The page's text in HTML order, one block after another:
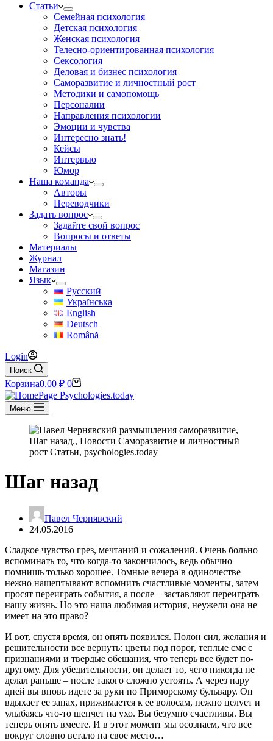
Статьи
Семейная психология
Детская психология
Женская психология
Телесно-ориентированная психология
Сексология
Деловая и бизнес психология
Саморазвитие и личностный рост
Методики и самопомощь
Персоналии
Направления психологии
Эмоции и чувства
Интересно знать!
Кейсы
Интервью
Юмор
Наша команда
Авторы
Переводчики
Задать вопрос
Задайте свой вопрос
Вопросы и ответы
Материалы
Журнал
Магазин
Язык
Русский
Українська
English
Deutsch
Română
Login
Поиск
Корзина0.00 ₽ 0
Меню
Шаг назад
Павел Чернявский
24.05.2016
Сладкое чувство грез, мечтаний и сожалений. Очень больно
вспоминать то, что когда-то закончилось, ведь обычно
помнишь только хорошее. Томные вечера в одиночестве
нежно нашептывают вспомнить счастливые моменты, затем
просят переиграть события, а после – заставляют переиграть
нашу жизнь. Но это наша любимая история, неужели она не
имеет на это право?
И вот, спустя время, он опять появился. Полон сил, желания и
решительности все вернуть: цветы под порог, теплые смс с
признаниями и твердые обещания, что теперь все будет по-
другому. Для убедительности, он делает то, чего никогда не
делал раньше – после такого сложно устоять. А через пару
дней вы вновь идете за руки по Приморскому бульвару. Он
вдыхает ее запах, прижимается к ее волосам, нежно целует и
улыбаясь что-то шепчет на ухо. Вы безумно счастливы. Вы
теперь опять вместе. И в этот момент мы осознаем, что все
вокруг словно встало на свое место…